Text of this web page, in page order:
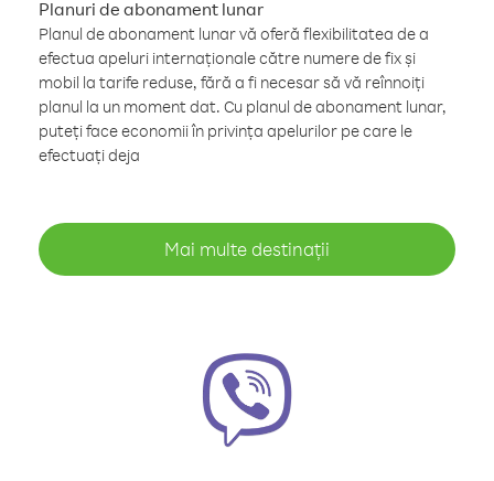
Planuri de abonament lunar
Planul de abonament lunar vă oferă flexibilitatea de a
efectua apeluri internaționale către numere de fix și
mobil la tarife reduse, fără a fi necesar să vă reînnoiți
planul la un moment dat. Cu planul de abonament lunar,
puteți face economii în privința apelurilor pe care le
efectuați deja
Mai multe destinații